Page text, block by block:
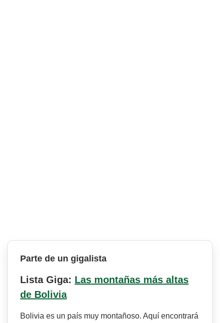
Parte de un gigalista
Lista Giga: Las montañas más altas
de Bolivia
Bolivia es un país muy montañoso. Aquí encontrará